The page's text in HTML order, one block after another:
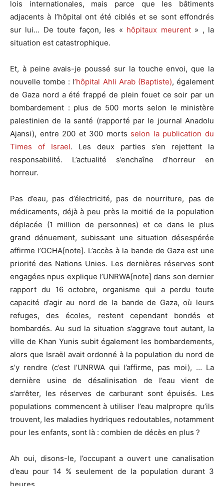
lois internationales, mais parce que les bâtiments
adjacents à l’hôpital ont été ciblés et se sont effondrés
sur lui… De toute façon, les « hôpitaux meurent» , la
situation est catastrophique.
Et, à peine avais-je poussé sur la touche envoi, que la
nouvelle tombe : l’hôpital Ahli Arab (Baptiste), également
de Gaza nord a été frappé de plein fouet ce soir par un
bombardement : plus de 500 morts selon le ministère
palestinien de la santé (rapporté par le journal Anadolu
Ajansi), entre 200 et 300 morts selon la publication du
Times of Israel. Les deux parties s’en rejettent la
responsabilité. L’actualité s’enchaîne d’horreur en
horreur.
Pas d’eau, pas d’électricité, pas de nourriture, pas de
médicaments, déjà à peu près la moitié de la population
déplacée (1 million de personnes) et ce dans le plus
grand dénuement, subissant une situation désespérée
affirme l’OCHA[note]. L’accès à la bande de Gaza est une
priorité des Nations Unies. Les dernières réserves sont
engagées npus explique l’UNRWA[note] dans son dernier
rapport du 16 octobre, organisme qui a perdu toute
capacité d’agir au nord de la bande de Gaza, où leurs
refuges, des écoles, restent cependant bondés et
bombardés. Au sud la situation s’aggrave tout autant, la
ville de Khan Yunis subit également les bombardements,
alors que Israël avait ordonné à la population du nord de
s’y rendre (c’est l’UNRWA qui l’affirme, pas moi), … La
dernière usine de désalinisation de l’eau vient de
s’arrêter, les réserves de carburant sont épuisés. Les
populations commencent à utiliser l’eau malpropre qu’ils
trouvent, les maladies hydriques redoutables, notamment
pour les enfants, sont là : combien de décès en plus ?
Ah oui, disons-le, l’occupant a ouvert une canalisation
d’eau pour 14 % seulement de la population durant 3